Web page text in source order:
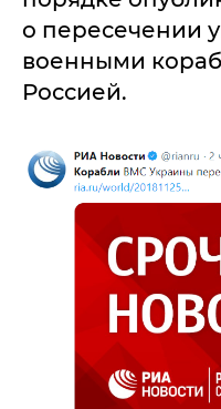
о пересечении
военными
Россией.